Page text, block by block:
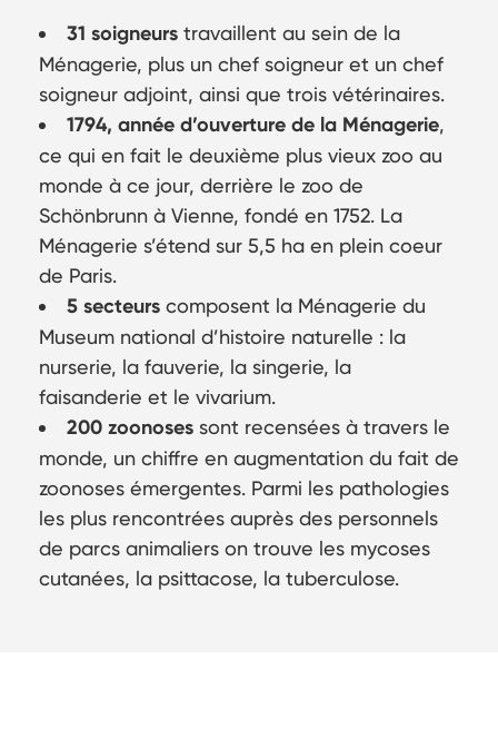
31 soigneurs travaillent au sein de la
Ménagerie, plus un chef soigneur et un chef
soigneur adjoint, ainsi que trois vétérinaires.
1794, année d’ouverture de la Ménagerie,
ce qui en fait le deuxième plus vieux zoo au
monde à ce jour, derrière le zoo de
Schönbrunn à Vienne, fondé en 1752. La
Ménagerie s’étend sur 5,5 ha en plein coeur
de Paris.
5 secteurs composent la Ménagerie du
Museum national d’histoire naturelle : la
nurserie, la fauverie, la singerie, la
faisanderie et le vivarium.
200 zoonoses sont recensées à travers le
monde, un chiffre en augmentation du fait de
zoonoses émergentes. Parmi les pathologies
les plus rencontrées auprès des personnels
de parcs animaliers on trouve les mycoses
cutanées, la psittacose, la tuberculose.